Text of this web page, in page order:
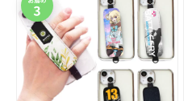
て使用できる人気グッズで
す。 フォンタブはスマホタ
グパッチやストラップホル
ダーとも呼ばれ、市場でも
広く認知されています。 特
にオリジナルグッズマーケ